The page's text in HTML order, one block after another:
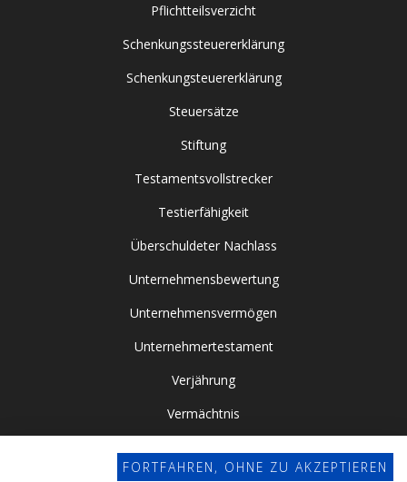
Pflichtteilsverzicht
Schenkungssteuererklärung
Schenkungsteuererklärung
Steuersätze
Stiftung
Testamentsvollstrecker
Testierfähigkeit
Überschuldeter Nachlass
Unternehmensbewertung
Unternehmensvermögen
Unternehmertestament
Verjährung
Vermächtnis
FORTFAHREN, OHNE ZU AKZEPTIEREN